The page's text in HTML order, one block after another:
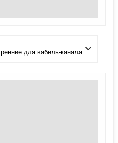
для кабель-канала